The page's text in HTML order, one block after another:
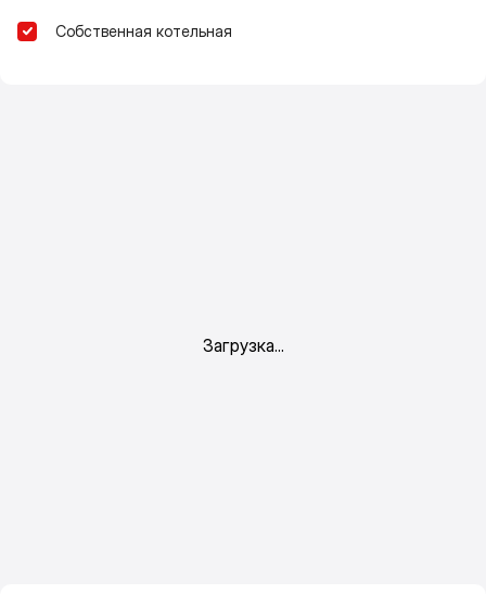
Собственная котельная